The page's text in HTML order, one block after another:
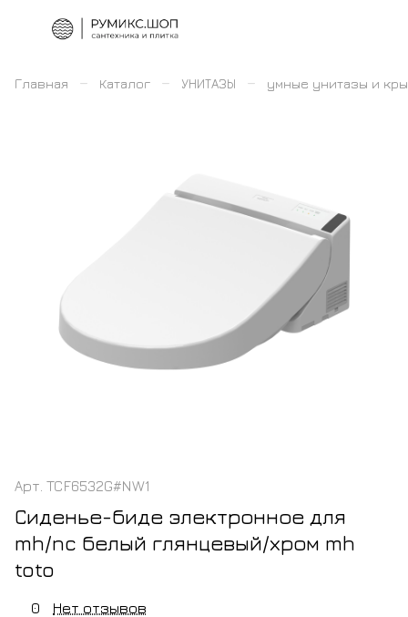
Главная – Каталог – УНИТАЗЫ – умные унитазы и
Арт. TCF6532G#NW1
Сиденье-биде электронное для
mh/nc белый глянцевый/хром mh
toto
0 Нет отзывов